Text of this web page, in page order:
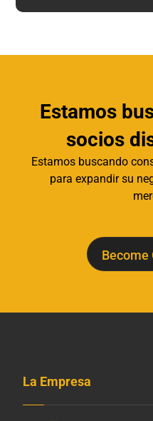
Estamos
socios
Estamos buscando
para expandir su
Become
La Empresa